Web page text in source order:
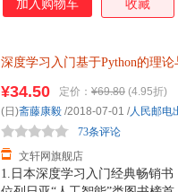
加入购物车 收藏
深度学习入门基于Python的理论
次日达，团购优惠咨询在线客
1.日本深度学习入门经典畅销
¥34.50 定价： ¥69.80 (4.95折)
文轩网旗舰店
73条评论
(日)斋藤康毅 /2018-07-01 /人民邮电